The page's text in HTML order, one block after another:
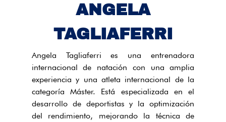
ANGELA
TAGLIAFERRI
Angela Tagliaferri es una entrenadora
internacional de natación con una amplia
experiencia y una atleta internacional de la
categoría Máster. Está especializada en el
desarrollo de deportistas y la optimización
del rendimiento, mejorando la técnica de